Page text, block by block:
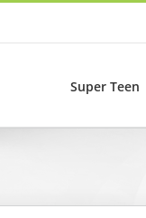
Super Teen